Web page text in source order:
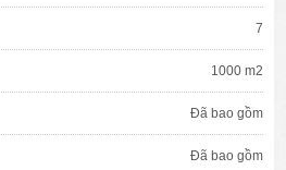
7
1000 m2
Đã bao gồm
Đã bao gồm